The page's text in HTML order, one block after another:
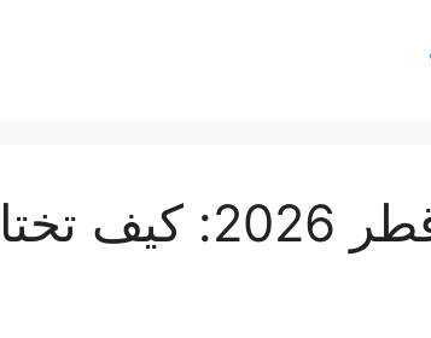
أفضل شركة فوركس في